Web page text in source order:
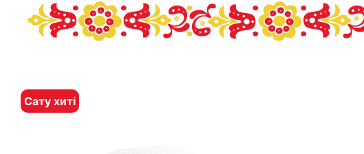
Сату хиті